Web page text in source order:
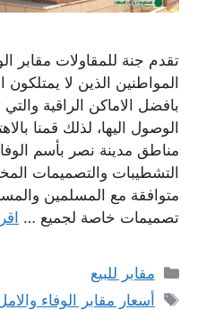
تقدم جنة للمقاولات مقابر
المواطنين الذين لا يمتلكون
بافضل الاماكن الراقية
الوصول اليها، لذلك قمنا
مناطق مدينة نصر بأسم
التشطيبات والتصميمات
متوافقة مع المسلمين
تصميمات خاصة لجميع …
التصنيفات
مقابر للبيع
الوسوم
أسعار مقابر الوفاء